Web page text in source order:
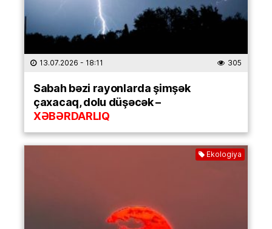
13.07.2026 - 18:11 305
Sabah bəzi rayonlarda şimşək
çaxacaq, dolu düşəcək –
XƏBƏRDARLIQ
Ekologiya